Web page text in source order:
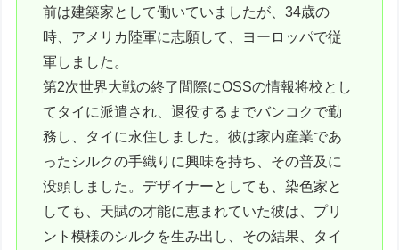
前は建築家として働いていましたが、34歳の
時、アメリカ陸軍に志願して、ヨーロッパで従
軍しました。
第2次世界大戦の終了間際にOSSの情報将校とし
てタイに派遣され、退役するまでバンコクで勤
務し、タイに永住しました。彼は家内産業であ
ったシルクの手織りに興味を持ち、その普及に
没頭しました。デザイナーとしても、染色家と
しても、天賦の才能に恵まれていた彼は、プリ
ント模様のシルクを生み出し、その結果、タイ